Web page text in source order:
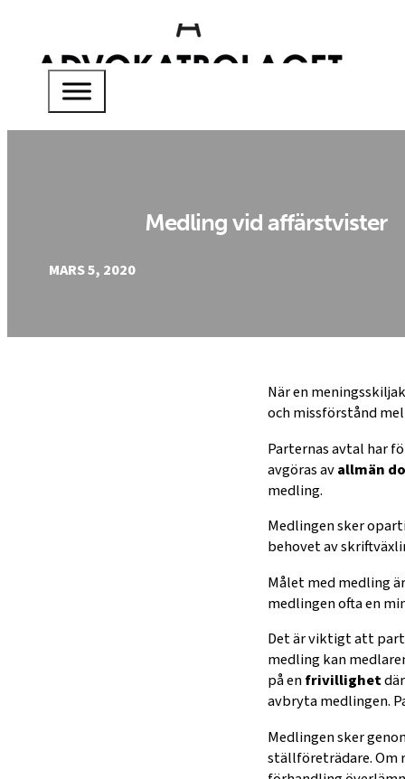
Medling vid affärstvister
MARS 5, 2020
När en
och missförstånd
Parternas avtal har
avgöras avallmän
medling.
Medlingen sker
behovet av
Målet med medling
medlingen ofta en
Det är viktigt att
medling kan
på enfrivillighet
avbryta medlingen.
Medlingen sker
ställföreträdare. Om